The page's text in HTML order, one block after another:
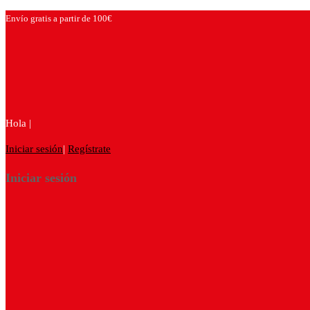
Envío gratis a partir de 100€
Hola |
Iniciar sesión| Regístrate
Iniciar sesión